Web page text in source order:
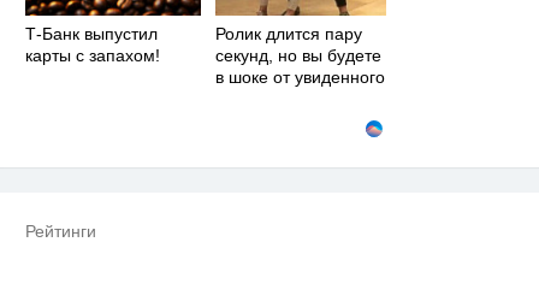
Т-Банк выпустил
карты с запахом!
Ролик длится пару
секунд, но вы будете
в шоке от увиденного
Рейтинги